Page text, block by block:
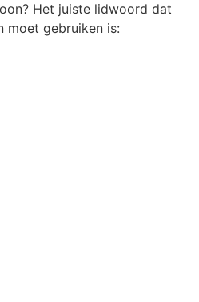
Het juiste lidwoord dat
moet gebruiken is: